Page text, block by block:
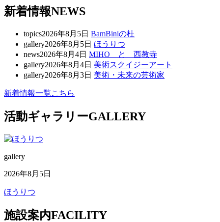
新着情報NEWS
topics2026年8月5日 BamBiniの杜
gallery2026年8月5日 ほうりつ
news2026年8月4日 MIHO と 西教寺
gallery2026年8月4日 美術スクイジーアート
gallery2026年8月3日 美術・未来の芸術家
新着情報一覧こちら
活動ギャラリーGALLERY
gallery
2026年8月5日
ほうりつ
施設案内FACILITY